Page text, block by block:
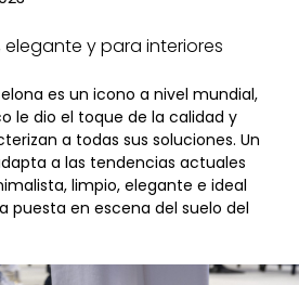
elegante y para interiores
es un icono a nivel mundial,
le dio el toque de la calidad y
a todas sus soluciones. Un
a las tendencias actuales
limpio, elegante e ideal
puesta en escena del suelo del